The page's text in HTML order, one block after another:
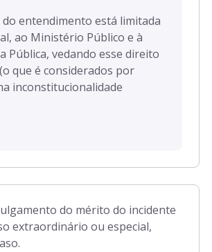
do entendimento está limitada
ao Ministério Público e à
Pública, vedando esse direito
que é considerados por
inconstitucionalidade
do mérito do incidente
extraordinário ou especial,